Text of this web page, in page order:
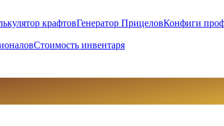
крафтовГенератор ПрицеловКонфиги
Стоимость инвентаря